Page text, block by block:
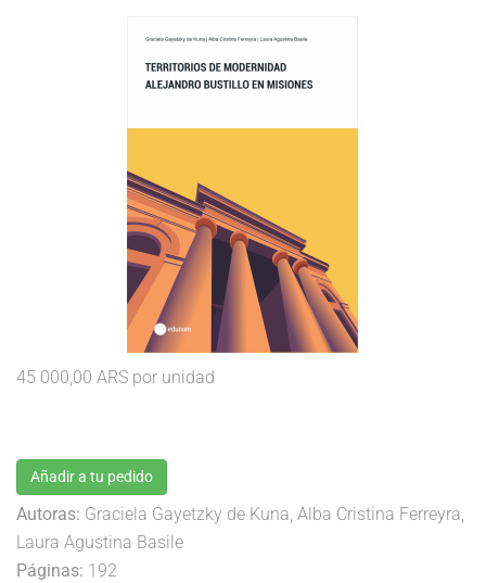
45 000,00 ARS por unidad
Añadir a tu pedido
Autoras: Graciela Gayetzky de Kuna, Alba Cristina Ferreyra,
Laura Agustina Basile
Páginas: 192